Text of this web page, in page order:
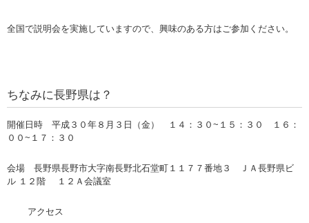
全国で説明会を実施していますので、興味のある方はご参加ください。
ちなみに長野県は？
開催日時 平成３０年８月３日（金） １４：３０~１５：３０ １６：
００~１７：３０
会場 長野県長野市大字南長野北石堂町１１７７番地３ ＪＡ長野県ビ
ル １２階 １２Ａ会議室
アクセス